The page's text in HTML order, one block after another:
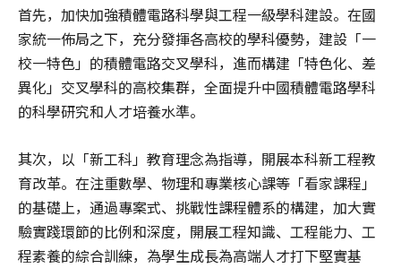
首先，加快加強積體電路科學與工程一級學科建設。在國
家統一佈局之下，充分發揮各高校的學科優勢，建設「一
校一特色」的積體電路交叉學科，進而構建「特色化、差
異化」交叉學科的高校集群，全面提升中國積體電路學科
的科學研究和人才培養水準。
其次，以「新工科」教育理念為指導，開展本科新工程教
育改革。在注重數學、物理和專業核心課等「看家課程」
的基礎上，通過專案式、挑戰性課程體系的構建，加大實
驗實踐環節的比例和深度，開展工程知識、工程能力、工
程素養的綜合訓練，為學生成長為高端人才打下堅實基